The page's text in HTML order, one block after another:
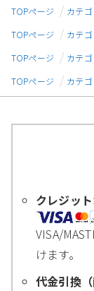
TOPページ
カテ
TOPページ
カテ
TOPページ
カテ
TOPページ
カテ
クレジッ
VISA/
けます。
代金引換（